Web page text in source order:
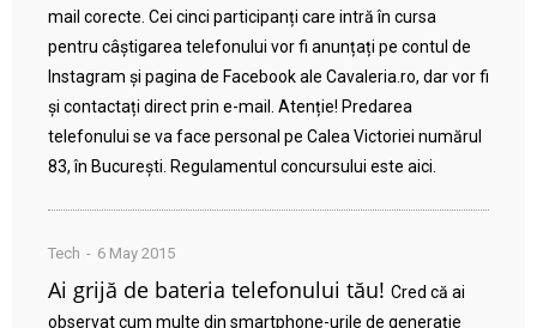
mail corecte. Cei cinci participanți care intră în cursa
pentru câștigarea telefonului vor fi anunțați pe contul de
Instagram și pagina de Facebook ale Cavaleria.ro, dar vor fi
și contactați direct prin e-mail. Atenție! Predarea
telefonului se va face personal pe Calea Victoriei numărul
83, în București. Regulamentul concursului este aici.
Tech 6 May 2015
Ai grijă de bateria telefonului tău! Cred că ai
observat cum multe din smartphone-urile de generație